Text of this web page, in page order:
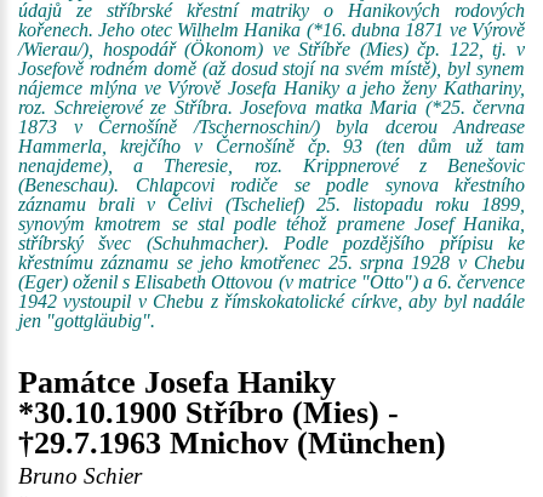
údajů ze stříbrské křestní matriky o Hanikových rodových
kořenech. Jeho otec Wilhelm Hanika (*16. dubna 1871 ve Výrově
/Wierau/), hospodář (Ökonom) ve Stříbře (Mies) čp. 122, tj. v
Josefově rodném domě (až dosud stojí na svém místě), byl synem
nájemce mlýna ve Výrově Josefa Haniky a jeho ženy Kathariny,
roz. Schreierové ze Stříbra. Josefova matka Maria (*25. června
1873 v Černošíně /Tschernoschin/) byla dcerou Andrease
Hammerla, krejčího v Černošíně čp. 93 (ten dům už tam
nenajdeme), a Theresie, roz. Krippnerové z Benešovic
(Beneschau). Chlapcovi rodiče se podle synova křestního
záznamu brali v Čelivi (Tschelief) 25. listopadu roku 1899,
synovým kmotrem se stal podle téhož pramene Josef Hanika,
stříbrský švec (Schuhmacher). Podle pozdějšího přípisu ke
křestnímu záznamu se jeho kmotřenec 25. srpna 1928 v Chebu
(Eger) oženil s Elisabeth Ottovou (v matrice "Otto") a 6. července
1942 vystoupil v Chebu z římskokatolické církve, aby byl nadále
jen "gottgläubig".
Památce Josefa Haniky
*30.10.1900 Stříbro (Mies) -
†29.7.1963 Mnichov (München)
Bruno Schier